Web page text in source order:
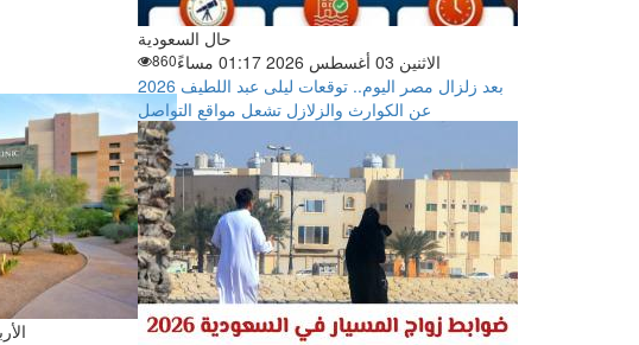
حال السعودية
الاثنين 03 أغسطس 2026 01:17 مساءً
860
بعد زلزال مصر اليوم.. توقعات ليلى عبد اللطيف 2026
عن الكوارث والزلازل تشعل مواقع التواصل